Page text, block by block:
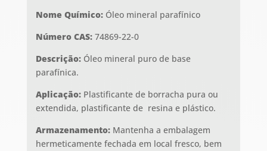
Nome Químico:Óleo mineral parafínico
Número CAS:74869-22-0
Descrição: Óleo mineral puro de base
parafínica.
Aplicação: Plastificante de borracha pura ou
extendida, plastificante de resina e plástico.
Armazenamento: Mantenha a embalagem
hermeticamente fechada em local fresco, bem